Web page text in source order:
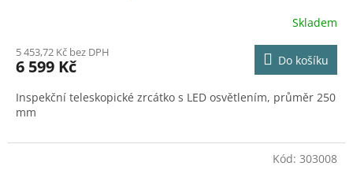
R
M
A
Skladem
5 453,72 Kč bez DPH
6 599 Kč Do košíku
Inspekční teleskopické zrcátko s LED osvětlením, průměr 250
mm
Kód: 303008